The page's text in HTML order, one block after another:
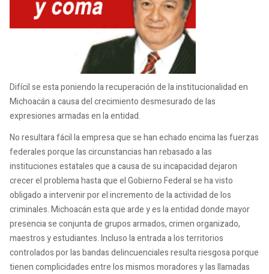
Difícil se esta poniendo la recuperación de la institucionalidad en
Michoacán a causa del crecimiento desmesurado de las
expresiones armadas en la entidad.
No resultara fácil la empresa que se han echado encima las fuerzas
federales porque las circunstancias han rebasado a las
instituciones estatales que a causa de su incapacidad dejaron
crecer el problema hasta que el Gobierno Federal se ha visto
obligado a intervenir por el incremento de la actividad de los
criminales. Michoacán esta que arde y es la entidad donde mayor
presencia se conjunta de grupos armados, crimen organizado,
maestros y estudiantes. Incluso la entrada a los territorios
controlados por las bandas delincuenciales resulta riesgosa porque
tienen complicidades entre los mismos moradores y las llamadas